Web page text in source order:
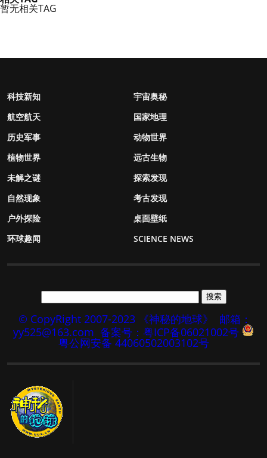
暂无相关TAG
科技新知
宇宙奥秘
航空航天
国家地理
历史军事
动物世界
植物世界
远古生物
未解之谜
探索发现
自然现象
考古发现
户外探险
桌面壁纸
环球趣闻
SCIENCE NEWS
© CopyRight 2007-2023 《神秘的地球》
邮箱：
yy525@163.com 备案号：粤ICP备06021002号
粤公网安备 44060502003102号